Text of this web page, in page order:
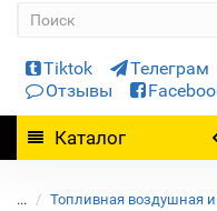
Tiktok Телеграм
Отзывы
Каталог
...
Топливная воздушная